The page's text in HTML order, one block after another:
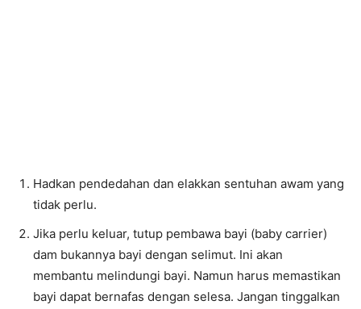
Hadkan pendedahan dan elakkan sentuhan awam yang
tidak perlu.
Jika perlu keluar, tutup pembawa bayi (baby carrier)
dam bukannya bayi dengan selimut. Ini akan
membantu melindungi bayi. Namun harus memastikan
bayi dapat bernafas dengan selesa. Jangan tinggalkan